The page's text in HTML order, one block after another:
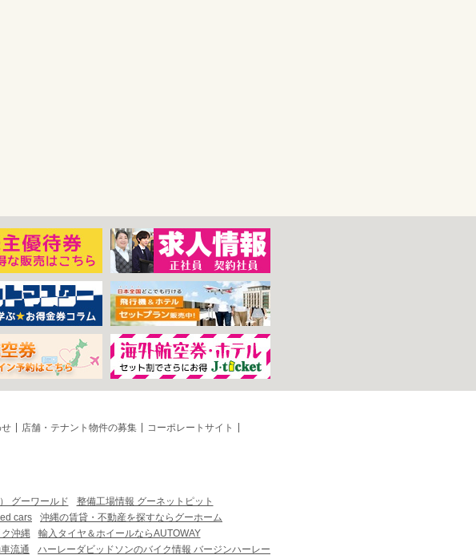
せ 店舗・テナント物件の募集 コーポレートサイト
グーワールド
整備工場情報 グーネットピット
cars
沖縄の賃貸・不動産を探すならグーホーム
沖縄
輸入タイヤ＆ホイールならAUTOWAY
流通 ハーレーダビッドソンのバイク情報 バージンハーレー